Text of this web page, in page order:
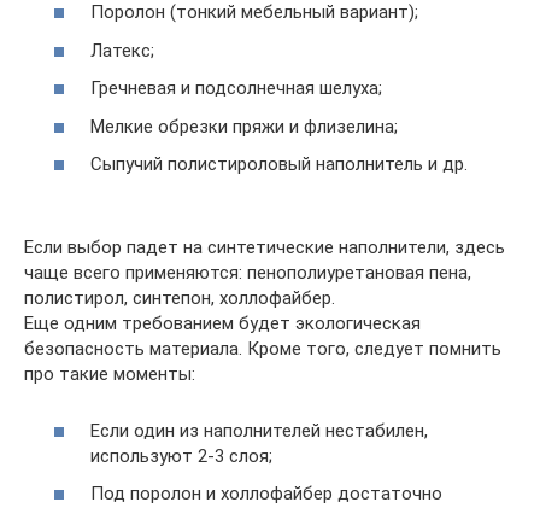
Поролон (тонкий мебельный вариант);
Латекс;
Гречневая и подсолнечная шелуха;
Мелкие обрезки пряжи и флизелина;
Сыпучий полистироловый наполнитель и др.
Если выбор падет на синтетические наполнители, здесь
чаще всего применяются: пенополиуретановая пена,
полистирол, синтепон, холлофайбер.
Еще одним требованием будет экологическая
безопасность материала. Кроме того, следует помнить
про такие моменты:
Если один из наполнителей нестабилен,
используют 2-3 слоя;
Под поролон и холлофайбер достаточно